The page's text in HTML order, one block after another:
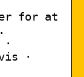
for at
·